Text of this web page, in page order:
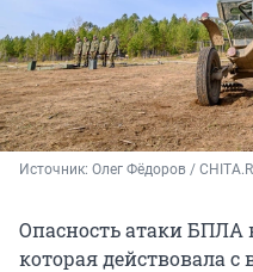
Источник: Олег Фёдоров /
Опасность атаки БПЛА
которая действовала